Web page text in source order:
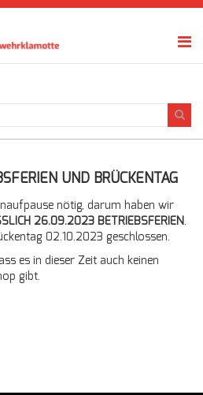
UND BRÜCKENTAG
nötig, darum haben wir
26.09.2023 BETRIEBSFERIEN.
02.10.2023 geschlossen.
es in dieser Zeit auch keinen
gibt.